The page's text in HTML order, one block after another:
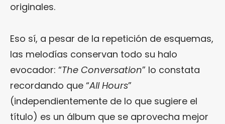
originales.
Eso sí, a pesar de la repetición de esquemas,
las melodías conservan todo su halo
evocador: “The Conversation” lo constata
recordando que “All Hours”
(independientemente de lo que sugiere el
título) es un álbum que se aprovecha mejor